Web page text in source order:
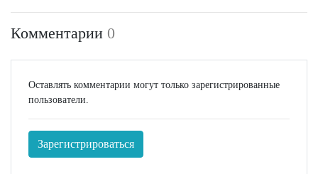
Комментарии 0
Оставлять комментарии могут только зарегистрированные
пользователи.
Зарегистрироваться